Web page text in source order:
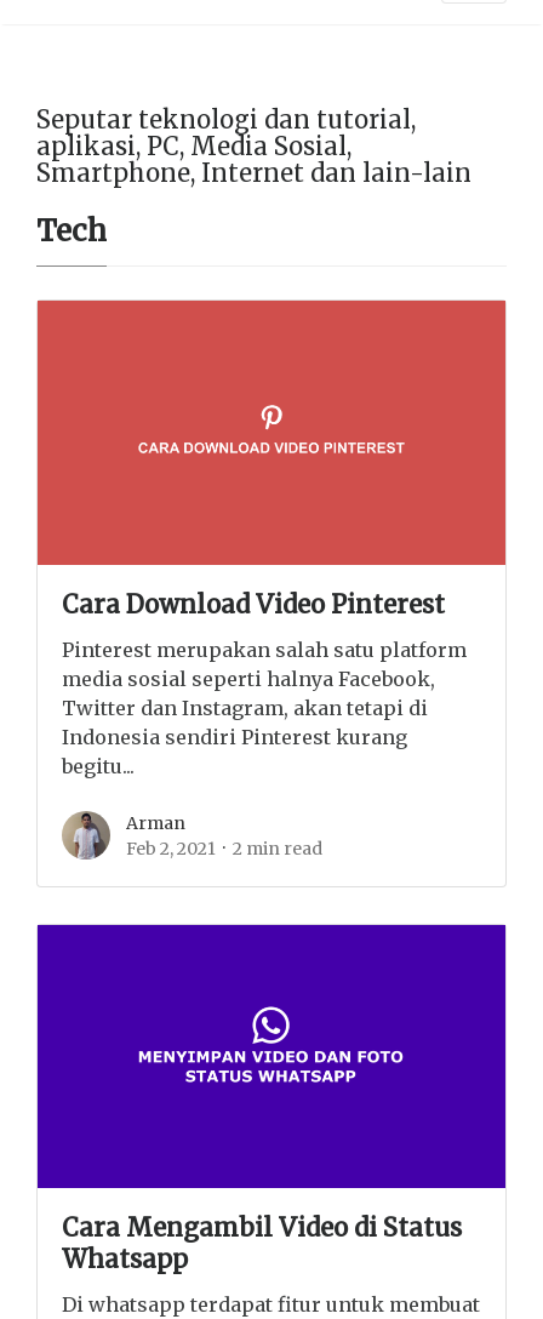
Seputar teknologi dan tutorial,
aplikasi, PC, Media Sosial,
Smartphone, Internet dan lain-lain
Tech
Cara Download Video Pinterest
Pinterest merupakan salah satu platform
media sosial seperti halnya Facebook,
Twitter dan Instagram, akan tetapi di
Indonesia sendiri Pinterest kurang
begitu...
Arman
Feb 2, 2021
2 min read
Cara Mengambil Video di Status
Whatsapp
Di whatsapp terdapat fitur untuk membuat